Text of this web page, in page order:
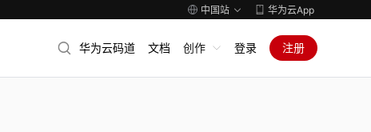
中国站 华为云App
华为云码道 文档 创作 登录 注册